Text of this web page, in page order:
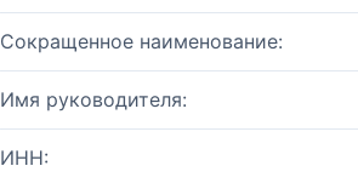
Сокращенное наименование:
Имя руководителя:
ИНН: